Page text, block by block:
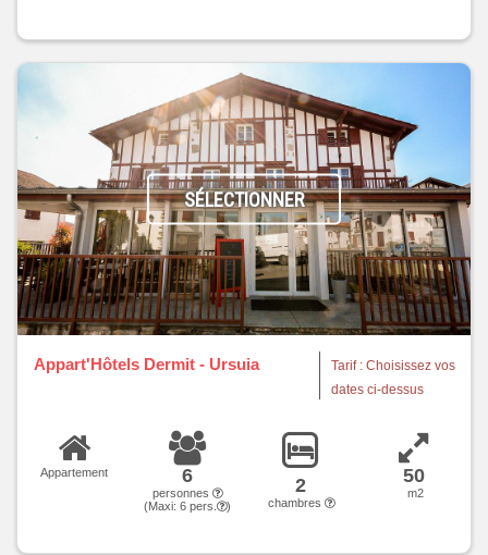
SÉLECTIONNER
Appart'Hôtels Dermit - Ursuia
Tarif : Choisissez vos
dates ci-dessus
Appartement 6
personnes
(Maxi: 6 pers. )
2
chambres
50
m2